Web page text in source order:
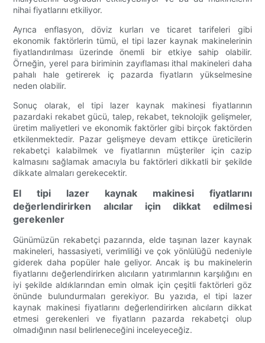
nihai fiyatlarını etkiliyor.
Ayrıca enflasyon, döviz kurları ve ticaret tarifeleri gibi
ekonomik faktörlerin tümü, el tipi lazer kaynak makinelerinin
fiyatlandırılması üzerinde önemli bir etkiye sahip olabilir.
Örneğin, yerel para biriminin zayıflaması ithal makineleri daha
pahalı hale getirerek iç pazarda fiyatların yükselmesine
neden olabilir.
Sonuç olarak, el tipi lazer kaynak makinesi fiyatlarının
pazardaki rekabet gücü, talep, rekabet, teknolojik gelişmeler,
üretim maliyetleri ve ekonomik faktörler gibi birçok faktörden
etkilenmektedir. Pazar gelişmeye devam ettikçe üreticilerin
rekabetçi kalabilmek ve fiyatlarının müşteriler için cazip
kalmasını sağlamak amacıyla bu faktörleri dikkatli bir şekilde
dikkate almaları gerekecektir.
El tipi lazer kaynak makinesi fiyatlarını
değerlendirirken alıcılar için dikkat edilmesi
gerekenler
Günümüzün rekabetçi pazarında, elde taşınan lazer kaynak
makineleri, hassasiyeti, verimliliği ve çok yönlülüğü nedeniyle
giderek daha popüler hale geliyor. Ancak iş bu makinelerin
fiyatlarını değerlendirirken alıcıların yatırımlarının karşılığını en
iyi şekilde aldıklarından emin olmak için çeşitli faktörleri göz
önünde bulundurmaları gerekiyor. Bu yazıda, el tipi lazer
kaynak makinesi fiyatlarını değerlendirirken alıcıların dikkat
etmesi gerekenleri ve fiyatların pazarda rekabetçi olup
olmadığının nasıl belirleneceğini inceleyeceğiz.